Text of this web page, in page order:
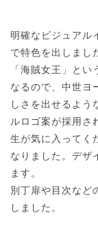
明確なビジュアル
で特色を出しまし
「海賊女王」と
なるので、中世ヨ
しさを出せるよう
ルロゴ案が採用さ
生が気に入ってく
なりました。デザ
ます。
別丁扉や目次など
しました。